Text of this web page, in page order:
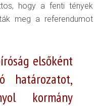
hogy a fenti tények
meg a referendumot
elsőként
határozatot,
kormány